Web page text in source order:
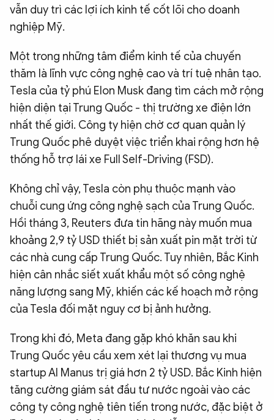
vẫn duy trì các lợi ích kinh tế cốt lõi cho doanh
nghiệp Mỹ.
Một trong những tâm điểm kinh tế của chuyến
thăm là lĩnh vực công nghệ cao và trí tuệ nhân tạo.
Tesla của tỷ phú Elon Musk đang tìm cách mở rộng
hiện diện tại Trung Quốc - thị trường xe điện lớn
nhất thế giới. Công ty hiện chờ cơ quan quản lý
Trung Quốc phê duyệt việc triển khai rộng hơn hệ
thống hỗ trợ lái xe Full Self-Driving (FSD).
Không chỉ vậy, Tesla còn phụ thuộc mạnh vào
chuỗi cung ứng công nghệ sạch của Trung Quốc.
Hồi tháng 3, Reuters đưa tin hãng này muốn mua
khoảng 2,9 tỷ USD thiết bị sản xuất pin mặt trời từ
các nhà cung cấp Trung Quốc. Tuy nhiên, Bắc Kinh
hiện cân nhắc siết xuất khẩu một số công nghệ
năng lượng sang Mỹ, khiến các kế hoạch mở rộng
của Tesla đối mặt nguy cơ bị ảnh hưởng.
Trong khi đó, Meta đang gặp khó khăn sau khi
Trung Quốc yêu cầu xem xét lại thương vụ mua
startup AI Manus trị giá hơn 2 tỷ USD. Bắc Kinh hiện
tăng cường giám sát đầu tư nước ngoài vào các
công ty công nghệ tiên tiến trong nước, đặc biệt ở